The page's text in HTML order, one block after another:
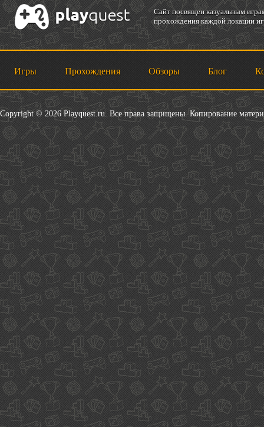
Cайт посвящен казуальным
прохождения каждой локации
Игры Прохождения Обзоры Блог
Copyright © 2026 Playquest.ru. Все права защищены. Копирование